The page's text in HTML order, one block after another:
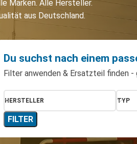
Marken. Alle Hersteller.
aus Deutschland.
Du suchst nach einem
Filter anwenden & Ersatzteil finden -
HERSTELLER TYP
FILTER